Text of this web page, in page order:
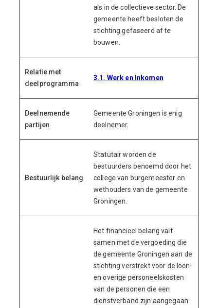
als in de collectieve sector. De
gemeente heeft besloten de
stichting gefaseerd af te
bouwen.
Relatie met
deelprogramma
3.1. Werk en Inkomen
Deelnemende
partijen
Gemeente Groningen is enig
deelnemer.
Bestuurlijk belang
Statutair worden de
bestuurders benoemd door het
college van burgemeester en
wethouders van de gemeente
Groningen.
Het financieel belang valt
samen met de vergoeding die
de gemeente Groningen aan de
stichting verstrekt voor de loon-
en overige personeelskosten
van de personen die een
dienstverband zijn aangegaan